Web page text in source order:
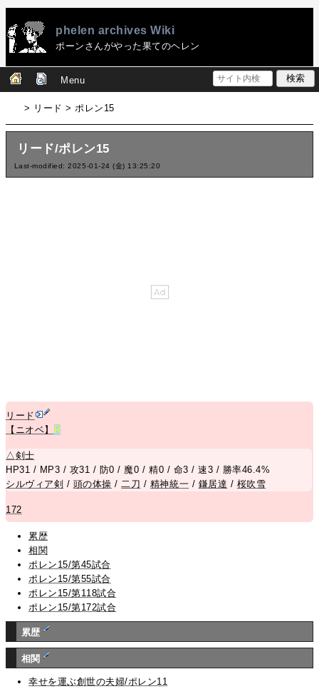
phelen archives Wiki
ポーンさんがやった果てのヘレン
Menu
> リード > ポレン15
リード/ポレン15
Last-modified: 2025-01-24 (金) 13:25:20
リード
【ニオベ】
R
△剣士
HP31 / MP3 / 攻31 / 防0 / 魔0 / 精0 / 命3 / 速3 / 勝率46.4%
シルヴィア剣 / 頭の体操 /二刀 / 精神統一 / 鎌居達 / 桜吹雪
172
累歴
相関
ポレン15/第45試合
ポレン15/第55試合
ポレン15/第118試合
ポレン15/第172試合
累歴
相関
幸せを運ぶ創世の夫婦/ポレン11